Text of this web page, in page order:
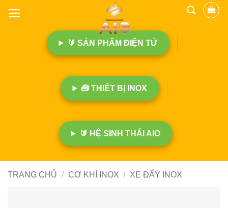
🔰 SẢN PHẨM ĐIỆN TỬ
🧰 THIẾT BỊ INOX
🔰 HỆ SINH THÁI AIO
TRANG CHỦ / CƠ KHÍ INOX / XE ĐẨY INOX